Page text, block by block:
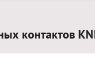
контактов